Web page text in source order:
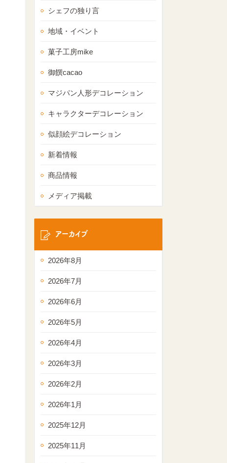
シェフの独り言
地域・イベント
菓子工房mike
御饌cacao
マジパン人形デコレーション
キャラクターデコレーション
似顔絵デコレーション
新着情報
商品情報
メディア掲載
アーカイブ
2026年8月
2026年7月
2026年6月
2026年5月
2026年4月
2026年3月
2026年2月
2026年1月
2025年12月
2025年11月